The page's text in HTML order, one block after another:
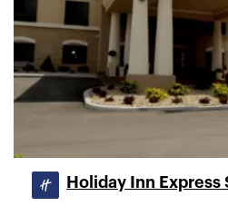
Holiday Inn Express